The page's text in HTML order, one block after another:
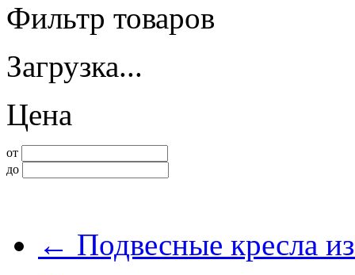
Фильтр товаров
Загрузка...
Цена
от
до
← Подвесные кресла